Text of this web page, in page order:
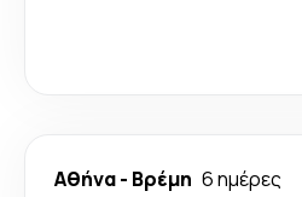
Αθήνα- Βρέμη 6 ημέρες